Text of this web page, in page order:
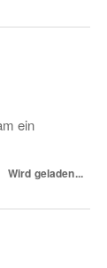
ein
Wird geladen...